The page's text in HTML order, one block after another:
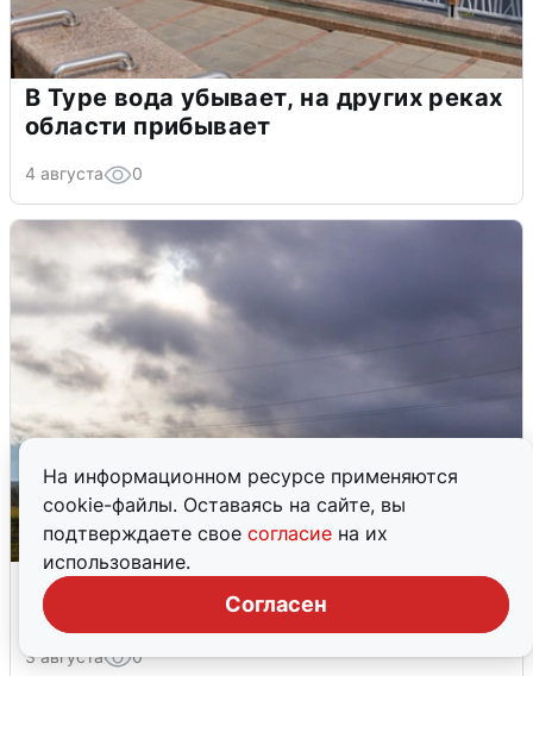
На информационном ресурсе применяются
cookie-файлы. Оставаясь на сайте, вы
подтверждаете свое согласие на их
использование.
Согласен
В Туре вода убывает, на других реках
области прибывает
4 августа 0
Над ХМАО впервые сбили
беспилотники
3 августа 0